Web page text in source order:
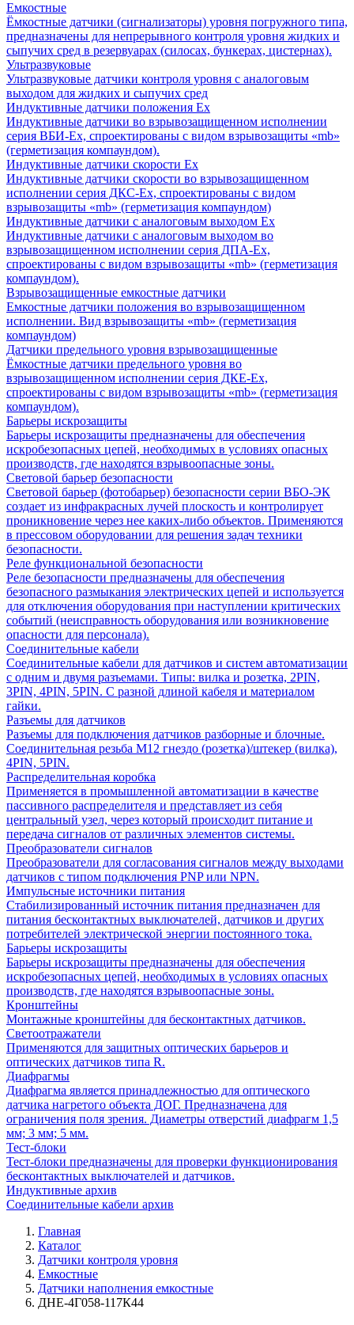
Емкостные
Ёмкостные датчики (сигнализаторы) уровня погружного типа,
предназначены для непрерывного контроля уровня жидких и
сыпучих сред в резервуарах (силосах, бункерах, цистернах).
Ультразвуковые
Ультразвуковые датчики контроля уровня с аналоговым
выходом для жидких и сыпучих сред
Индуктивные датчики положения Ех
Индуктивные датчики во взрывозащищенном исполнении
серия ВБИ-Ех, спроектированы с видом взрывозащиты «mb»
(герметизация компаундом).
Индуктивные датчики скорости Ех
Индуктивные датчики скорости во взрывозащищенном
исполнении серия ДКС-Ех, спроектированы с видом
взрывозащиты «mb» (герметизация компаундом)
Индуктивные датчики с аналоговым выходом Ех
Индуктивные датчики с аналоговым выходом во
взрывозащищенном исполнении серия ДПА-Ех,
спроектированы с видом взрывозащиты «mb» (герметизация
компаундом).
Взрывозащищенные емкостные датчики
Емкостные датчики положения во взрывозащищенном
исполнении. Вид взрывозащиты «mb» (герметизация
компаундом)
Датчики предельного уровня взрывозащищенные
Ёмкостные датчики предельного уровня во
взрывозащищенном исполнении серия ДКЕ-Ех,
спроектированы с видом взрывозащиты «mb» (герметизация
компаундом).
Барьеры искрозащиты
Барьеры искрозащиты предназначены для обеспечения
искробезопасных цепей, необходимых в условиях опасных
производств, где находятся взрывоопасные зоны.
Световой барьер безопасности
Световой барьер (фотобарьер) безопасности серии ВБО-ЭК
создает из инфракрасных лучей плоскость и контролирует
проникновение через нее каких-либо объектов. Применяются
в прессовом оборудовании для решения задач техники
безопасности.
Реле функциональной безопасности
Реле безопасности предназначены для обеспечения
безопасного размыкания электрических цепей и используется
для отключения оборудования при наступлении критических
событий (неисправность оборудования или возникновение
опасности для персонала).
Соединительные кабели
Соединительные кабели для датчиков и систем автоматизации
с одним и двумя разъемами. Типы: вилка и розетка, 2PIN,
3PIN, 4PIN, 5PIN. С разной длиной кабеля и материалом
гайки.
Разъемы для датчиков
Разъемы для подключения датчиков разборные и блочные.
Соединительная резьба М12 гнездо (розетка)/штекер (вилка),
4PIN, 5PIN.
Распределительная коробка
Применяется в промышленной автоматизации в качестве
пассивного распределителя и представляет из себя
центральный узел, через который происходит питание и
передача сигналов от различных элементов системы.
Преобразователи сигналов
Преобразователи для согласования сигналов между выходами
датчиков с типом подключения PNP или NPN.
Импульсные источники питания
Стабилизированный источник питания предназначен для
питания бесконтактных выключателей, датчиков и других
потребителей электрической энергии постоянного тока.
Барьеры искрозащиты
Барьеры искрозащиты предназначены для обеспечения
искробезопасных цепей, необходимых в условиях опасных
производств, где находятся взрывоопасные зоны.
Кронштейны
Монтажные кронштейны для бесконтактных датчиков.
Светоотражатели
Применяются для защитных оптических барьеров и
оптических датчиков типа R.
Диафрагмы
Диафрагма является принадлежностью для оптического
датчика нагретого объекта ДОГ. Предназначена для
ограничения поля зрения. Диаметры отверстий диафрагм 1,5
мм; 3 мм; 5 мм.
Тест-блоки
Тест-блоки предназначены для проверки функционирования
бесконтактных выключателей и датчиков.
Индуктивные архив
Соединительные кабели архив
Главная
Каталог
Датчики контроля уровня
Емкостные
Датчики наполнения емкостные
ДНЕ-4Г058-117К44